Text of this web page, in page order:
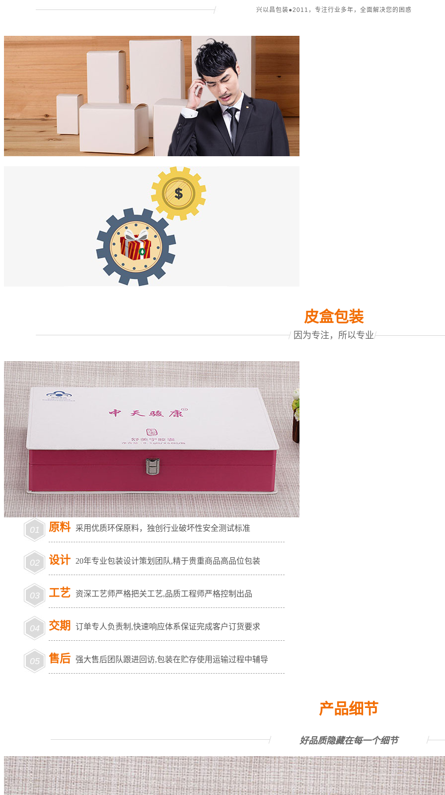
兴以昌包装●2011，专注行业多年，全面解决您的困惑
产品升级迭代需要更换包装，新品上市需要定制包装，原有包装太普通感觉不满意，市
面包装大同小异，产品严重同质化缺乏新意，好产品卖不出好价钱，产品销量得不到提
升，相比同行没有好的业绩，丢失大片市场。
商品泛滥并且同质化严重的今天，光靠产品本身已经难以产生区分，广告轰炸出的名牌
效应也不再有，拼“颜值”看脸的时代产品实用只是竞争的起点，消费者更愿意为好设
产品包装的成功关键在于全过程开发管理，我们知道您要的不仅仅只是一款包装，而是
帮您赚钱的机器！
皮盒包装
因为专注，所以专业
01 原料 采用优质环保原料，独创行业破坏性安全测试标准
02 设计 20年专业包装设计策划团队,精于贵重商品高品位包装
03 工艺 资深工艺师严格把关工艺,品质工程师严格控制出品
04 交期 订单专人负责制,快速响应体系保证完成客户订货要求
05 售后 强大售后团队跟进回访,包装在贮存使用运输过程中辅导
产品细节
好品质隐藏在每一个细节